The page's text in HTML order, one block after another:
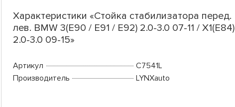
Характеристики «Стойка стабилизатора перед.
лев. BMW 3(E90 / E91 / E92) 2.0-3.0 07-11 / X1(E84)
2.0-3.0 09-15»
Артикул
C7541L
Производитель
LYNXauto